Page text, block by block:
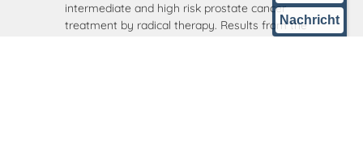
intermediate and high risk prostate cancer
treatment by radical therapy. Results from theNachricht